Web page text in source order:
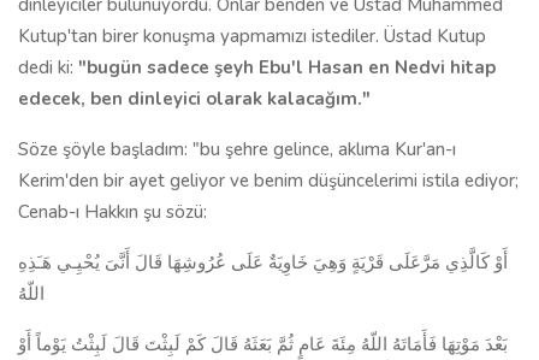
dinleyiciler bulunuyordu. Onlar benden ve Üstad Muhammed
Kutup'tan birer konuşma yapmamızı istediler. Üstad Kutup
dedi ki: "bugün sadece şeyh Ebu'l Hasan en Nedvi hitap
edecek, ben dinleyici olarak kalacağım."
Söze şöyle başladım: "bu şehre gelince, aklıma Kur'an-ı
Kerim'den bir ayet geliyor ve benim düşüncelerimi istila ediyor;
Cenab-ı Hakkın şu sözü:
أَوْ كَالَّذِي مَرَّعَلَى قَرْيَةٍ وَهِيَ خَاوِيَةٌ عَلَى عُرُوشِهَا قَالَ أَنَّىَ يُحْيِـي هَـَذِهِ
بَعْدَ مَوْتِهَا فَأَمَاتَهُ اللّهُ مِئَةَ عَامٍ ثُمَّ بَعَثَهُ قَالَ كَمْ لَبِثْتَ قَالَ لَبِثْتُ يَوْماً أَوْ